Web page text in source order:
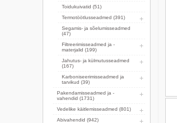
Toidukuivatid (51)
Termotöötlusseadmed (391)
Segamis- ja sõelumisseadmed
(47)
Filtreerimisseadmed ja -
materjalid (199)
Jahutus- ja külmutusseadmed
(167)
Karboniseerimisseadmed ja
tarvikud (39)
Pakendamisseadmed ja -
vahendid (1731)
Vedelike käitlemisseadmed (801)
Abivahendid (942)